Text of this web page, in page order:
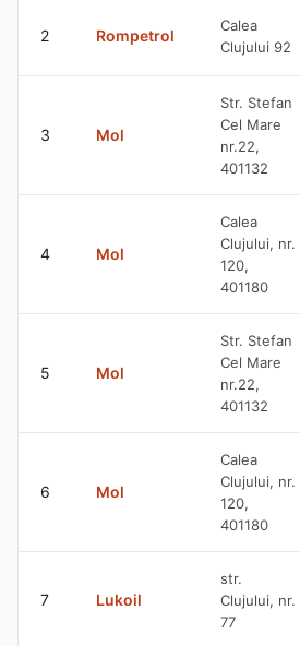
2 Rompetrol
Calea
Clujului 92
3 Mol
Str. Stefan
Cel Mare
nr.22,
401132
4 Mol
Calea
Clujului, nr.
120,
401180
5 Mol
Str. Stefan
Cel Mare
nr.22,
401132
6 Mol
Calea
Clujului, nr.
120,
401180
7 Lukoil
str.
Clujului, nr.
77